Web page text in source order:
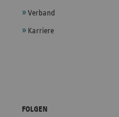
Verband
Karriere
FOLGEN